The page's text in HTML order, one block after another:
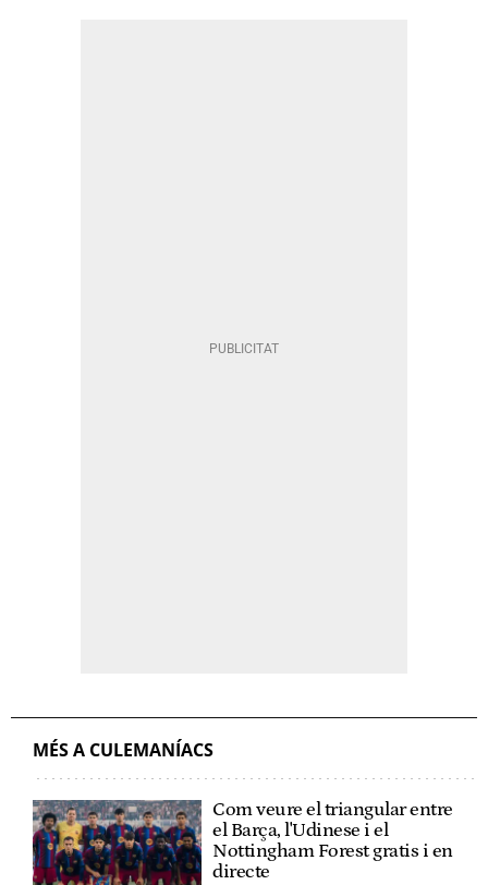
MÉS A CULEMANÍACS
Com veure el triangular entre
el Barça, l'Udinese i el
Nottingham Forest gratis i en
directe